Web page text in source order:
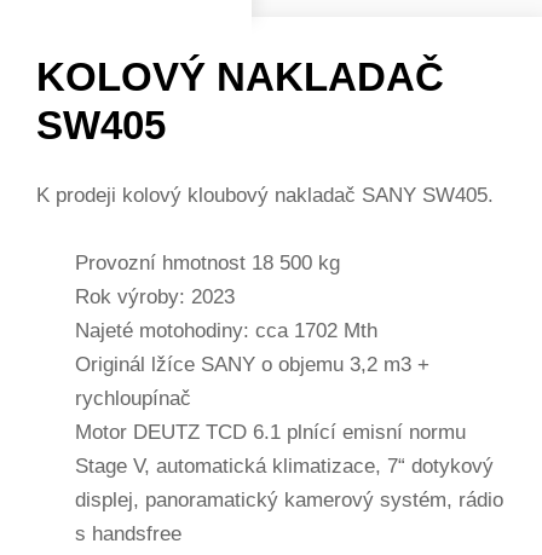
KOLOVÝ NAKLADAČ
SW405
K prodeji kolový kloubový nakladač SANY SW405.
Provozní hmotnost 18 500 kg
Rok výroby: 2023
Najeté motohodiny: cca 1702 Mth
Originál lžíce SANY o objemu 3,2 m3 +
rychloupínač
Motor DEUTZ TCD 6.1 plnící emisní normu
Stage V, automatická klimatizace, 7“ dotykový
displej, panoramatický kamerový systém, rádio
s handsfree